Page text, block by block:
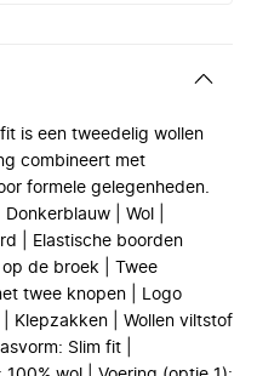
is een tweedelig wollen
combineert met
formele gelegenheden.
| Wol |
| Elastische boorden
de broek | Twee
twee knopen | Logo
Klepzakken | Wollen viltstof
Slim fit |